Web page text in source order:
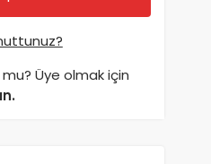
mu? Üye olmak için